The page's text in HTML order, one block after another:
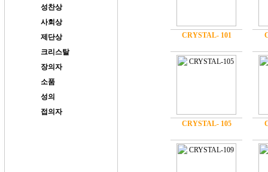
성찬상
사회상
제단상
크리스탈
장의자
소품
성의
접의자
CRYSTAL- 101
CRYSTAL- 105